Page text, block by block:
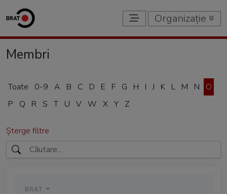
Organizație
Membri
Toate 0-9 A B C D E F G H I J K L M N
O
P
Q R S T U V W X Y Z
Șterge filtre
BRAT